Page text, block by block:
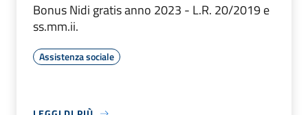
Bonus Nidi gratis anno 2023 - L.R. 20/2019 e
ss.mm.ii.
Assistenza sociale